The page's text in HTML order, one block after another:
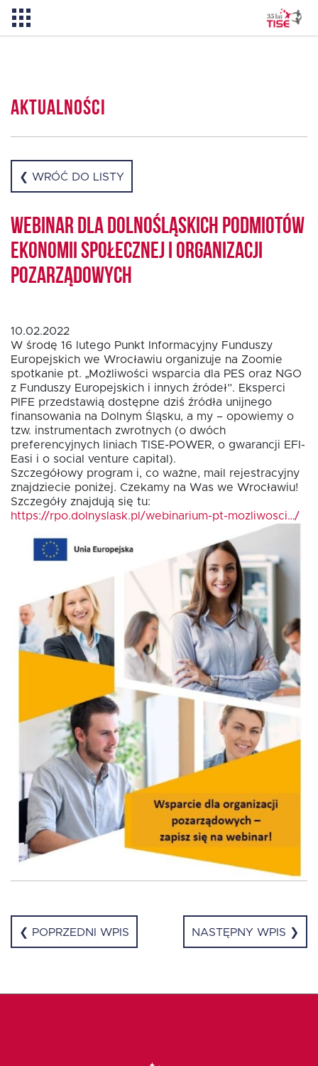
O TISE
Dlaczego TISE?
Pożyczka rozwojowa TISE
Oferta dla NGO/PES
Fundusz FKIS
Rodo
Dokumenty
Rekrutujemy
Kontakt
EN
Aktualności
❮ WRÓĆ DO LISTY
Webinar dla dolnośląskich Podmiotów
Ekonomii Społecznej i organizacji
pozarządowych
10.02.2022
W środę 16 lutego Punkt Informacyjny Funduszy
Europejskich we Wrocławiu organizuje na Zoomie
spotkanie pt. „Możliwości wsparcia dla PES oraz NGO
z Funduszy Europejskich i innych źródeł”. Eksperci
PIFE przedstawią dostępne dziś źródła unijnego
finansowania na Dolnym Śląsku, a my – opowiemy o
tzw. instrumentach zwrotnych (o dwóch
preferencyjnych liniach TISE-POWER, o gwarancji EFI-
Easi i o social venture capital).
Szczegółowy program i, co ważne, mail rejestracyjny
znajdziecie poniżej. Czekamy na Was we Wrocławiu!
Szczegóły znajdują się tu:
https://rpo.dolnyslask.pl/webinarium-pt-mozliwosci…/
❮ POPRZEDNI WPIS NASTĘPNY WPIS ❯